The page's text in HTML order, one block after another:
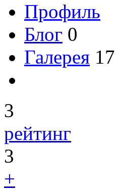
Профиль
Блог 0
Галерея 17
3
рейтинг
3
+